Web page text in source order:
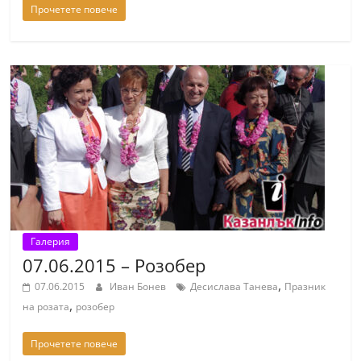
r
k
a
z
a
n
l
.
c
o
m
Прочетете повече
Галерия
07.06.2015 – Розобер
07.06.2015 Иван Бонев Десислава Танева, Празник
на розата, розобер
Прочетете повече